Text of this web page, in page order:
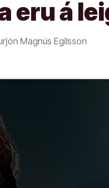
eru á
Magnús Egilsson